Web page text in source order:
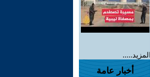
المزيد.....
أخبار عامة